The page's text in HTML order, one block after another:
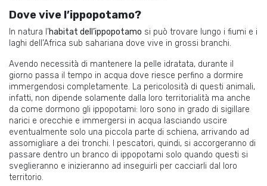
Dove vive l’ippopotamo?
In natura l’habitat dell ’ippopotamo si può trovare lungo i fiumi e i
laghi dell’Africa sub sahariana dove vive in grossi branchi.
Avendo necessità di mantenere la pelle idratata, durante il
giorno passa il tempo in acqua dove riesce perfino a dormire
immergendosi completamente. La pericolosità di questi animali,
infatti, non dipende solamente dalla loro territorialità ma anche
da come dormono gli ippopotami: loro sono in grado di sigillare
narici e orecchie e immergersi in acqua lasciando uscire
eventualmente solo una piccola parte di schiena, arrivando ad
assomigliare a dei tronchi. I pescatori, quindi, si accorgeranno di
passare dentro un branco di ippopotami solo quando questi si
sveglieranno e inizieranno ad inseguirli per cacciarli dal loro
territorio.